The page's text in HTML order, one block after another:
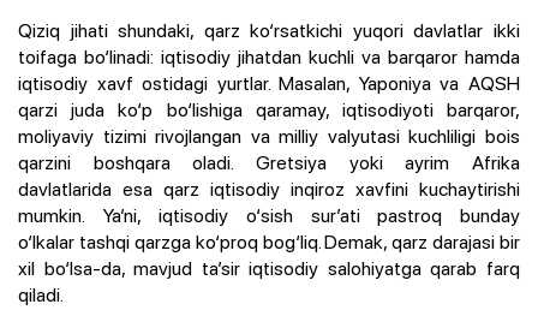
Qiziq jihati shundaki, qarz ko‘rsatkichi yuqori davlatlar ikki
toifaga bo‘linadi: iqtisodiy jihatdan kuchli va barqaror hamda
iqtisodiy xavf ostidagi yurtlar. Masalan, Yaponiya va AQSH
qarzi juda ko‘p bo‘lishiga qaramay, iqtisodiyoti barqaror,
moliyaviy tizimi rivojlangan va milliy valyutasi kuchliligi bois
qarzini boshqara oladi. Gretsiya yoki ayrim Afrika
davlatlarida esa qarz iqtisodiy inqiroz xavfini kuchaytirishi
mumkin. Ya’ni, iqtisodiy o‘sish sur’ati pastroq bunday
o‘lkalar tashqi qarzga ko‘proq bog‘liq. Demak, qarz darajasi bir
xil bo‘lsa-da, mavjud ta’sir iqtisodiy salohiyatga qarab farq
qiladi.